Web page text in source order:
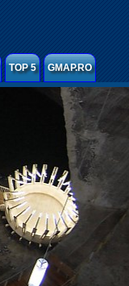
TOP 5 GMAP.RO